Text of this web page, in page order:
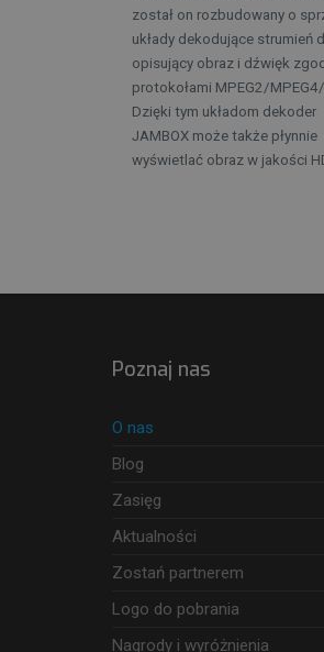
został on rozbudowany o
układy dekodujące strumień
opisujący obraz i dźwięk
protokołami MPEG2/
Dzięki tym układom dekoder
JAMBOX może także płynnie
wyświetlać obraz w jakości
Poznaj nas
O nas
Blog
Zasięg
Aktualności
Zostań partnerem
Logo do pobrania
Nagrody i wyróżnienia